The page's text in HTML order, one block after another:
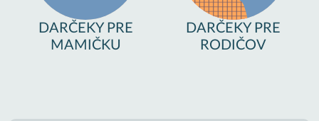
DARČEKY PRE
MAMIČKU
DARČEKY PRE
RODIČOV